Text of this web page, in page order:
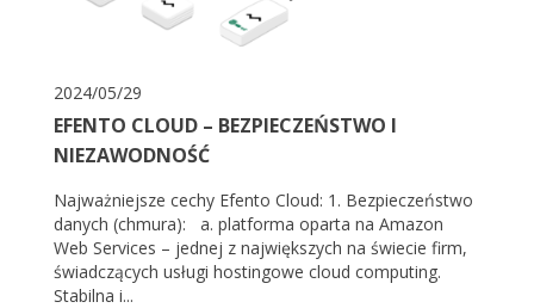
2024/05/29
EFENTO CLOUD – BEZPIECZEŃSTWO I
NIEZAWODNOŚĆ
Najważniejsze cechy Efento Cloud: 1. Bezpieczeństwo
danych (chmura): a. platforma oparta na Amazon
Web Services – jednej z największych na świecie firm,
świadczących usługi hostingowe cloud computing.
Stabilna i...